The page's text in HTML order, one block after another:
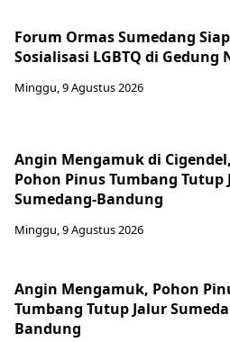
Forum Ormas Sumedang
Sosialisasi LGBTQ di Gedung
Minggu, 9 Agustus 2026
Angin Mengamuk di Cigendel,
Pohon Pinus Tumbang Tutup
Sumedang-Bandung
Minggu, 9 Agustus 2026
Angin Mengamuk, Pohon
Tumbang Tutup Jalur
Bandung